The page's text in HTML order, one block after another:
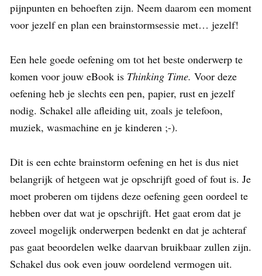
pijnpunten en behoeften zijn. Neem daarom een moment
voor jezelf en plan een brainstormsessie met… jezelf!
Een hele goede oefening om tot het beste onderwerp te
komen voor jouw eBook is Thinking Time. Voor deze
oefening heb je slechts een pen, papier, rust en jezelf
nodig. Schakel alle afleiding uit, zoals je telefoon,
muziek, wasmachine en je kinderen ;-).
Dit is een echte brainstorm oefening en het is dus niet
belangrijk of hetgeen wat je opschrijft goed of fout is. Je
moet proberen om tijdens deze oefening geen oordeel te
hebben over dat wat je opschrijft. Het gaat erom dat je
zoveel mogelijk onderwerpen bedenkt en dat je achteraf
pas gaat beoordelen welke daarvan bruikbaar zullen zijn.
Schakel dus ook even jouw oordelend vermogen uit.